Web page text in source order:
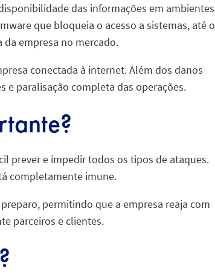
das informações em ambientes
que bloqueia o acesso a sistemas, até o
da empresa no mercado.
conectada à internet. Além dos danos
e paralisação completa das operações.
prever e impedir todos os tipos de ataques.
completamente imune.
permitindo que a empresa reaja com
parceiros e clientes.